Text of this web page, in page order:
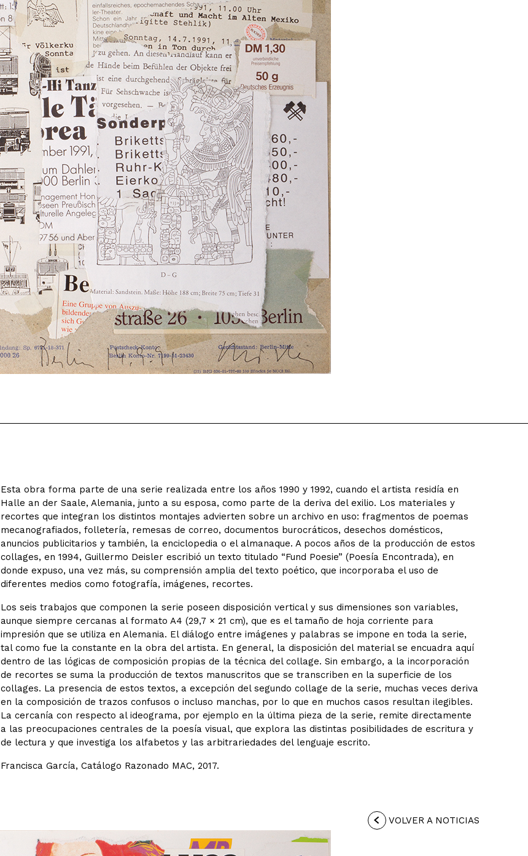
Esta obra forma parte de una serie realizada entre los años 1990 y 1992, cuando el artista residía en
Halle an der Saale, Alemania, junto a su esposa, como parte de la deriva del exilio. Los materiales y
recortes que integran los distintos montajes advierten sobre un archivo en uso: fragmentos de poemas
mecanografiados, folletería, remesas de correo, documentos burocráticos, desechos domésticos,
anuncios publicitarios y también, la enciclopedia o el almanaque. A pocos años de la producción de estos
collages, en 1994, Guillermo Deisler escribió un texto titulado “Fund Poesie” (Poesía Encontrada), en
donde expuso, una vez más, su comprensión amplia del texto poético, que incorporaba el uso de
diferentes medios como fotografía, imágenes, recortes.
Los seis trabajos que componen la serie poseen disposición vertical y sus dimensiones son variables,
aunque siempre cercanas al formato A4 (29,7 × 21 cm), que es el tamaño de hoja corriente para
impresión que se utiliza en Alemania. El diálogo entre imágenes y palabras se impone en toda la serie,
tal como fue la constante en la obra del artista. En general, la disposición del material se encuadra aquí
dentro de las lógicas de composición propias de la técnica del collage. Sin embargo, a la incorporación
de recortes se suma la producción de textos manuscritos que se transcriben en la superficie de los
collages. La presencia de estos textos, a excepción del segundo collage de la serie, muchas veces deriva
en la composición de trazos confusos o incluso manchas, por lo que en muchos casos resultan ilegibles.
La cercanía con respecto al ideograma, por ejemplo en la última pieza de la serie, remite directamente
a las preocupaciones centrales de la poesía visual, que explora las distintas posibilidades de escritura y
de lectura y que investiga los alfabetos y las arbitrariedades del lenguaje escrito.
Francisca García, Catálogo Razonado MAC, 2017.
VOLVER A NOTICIAS